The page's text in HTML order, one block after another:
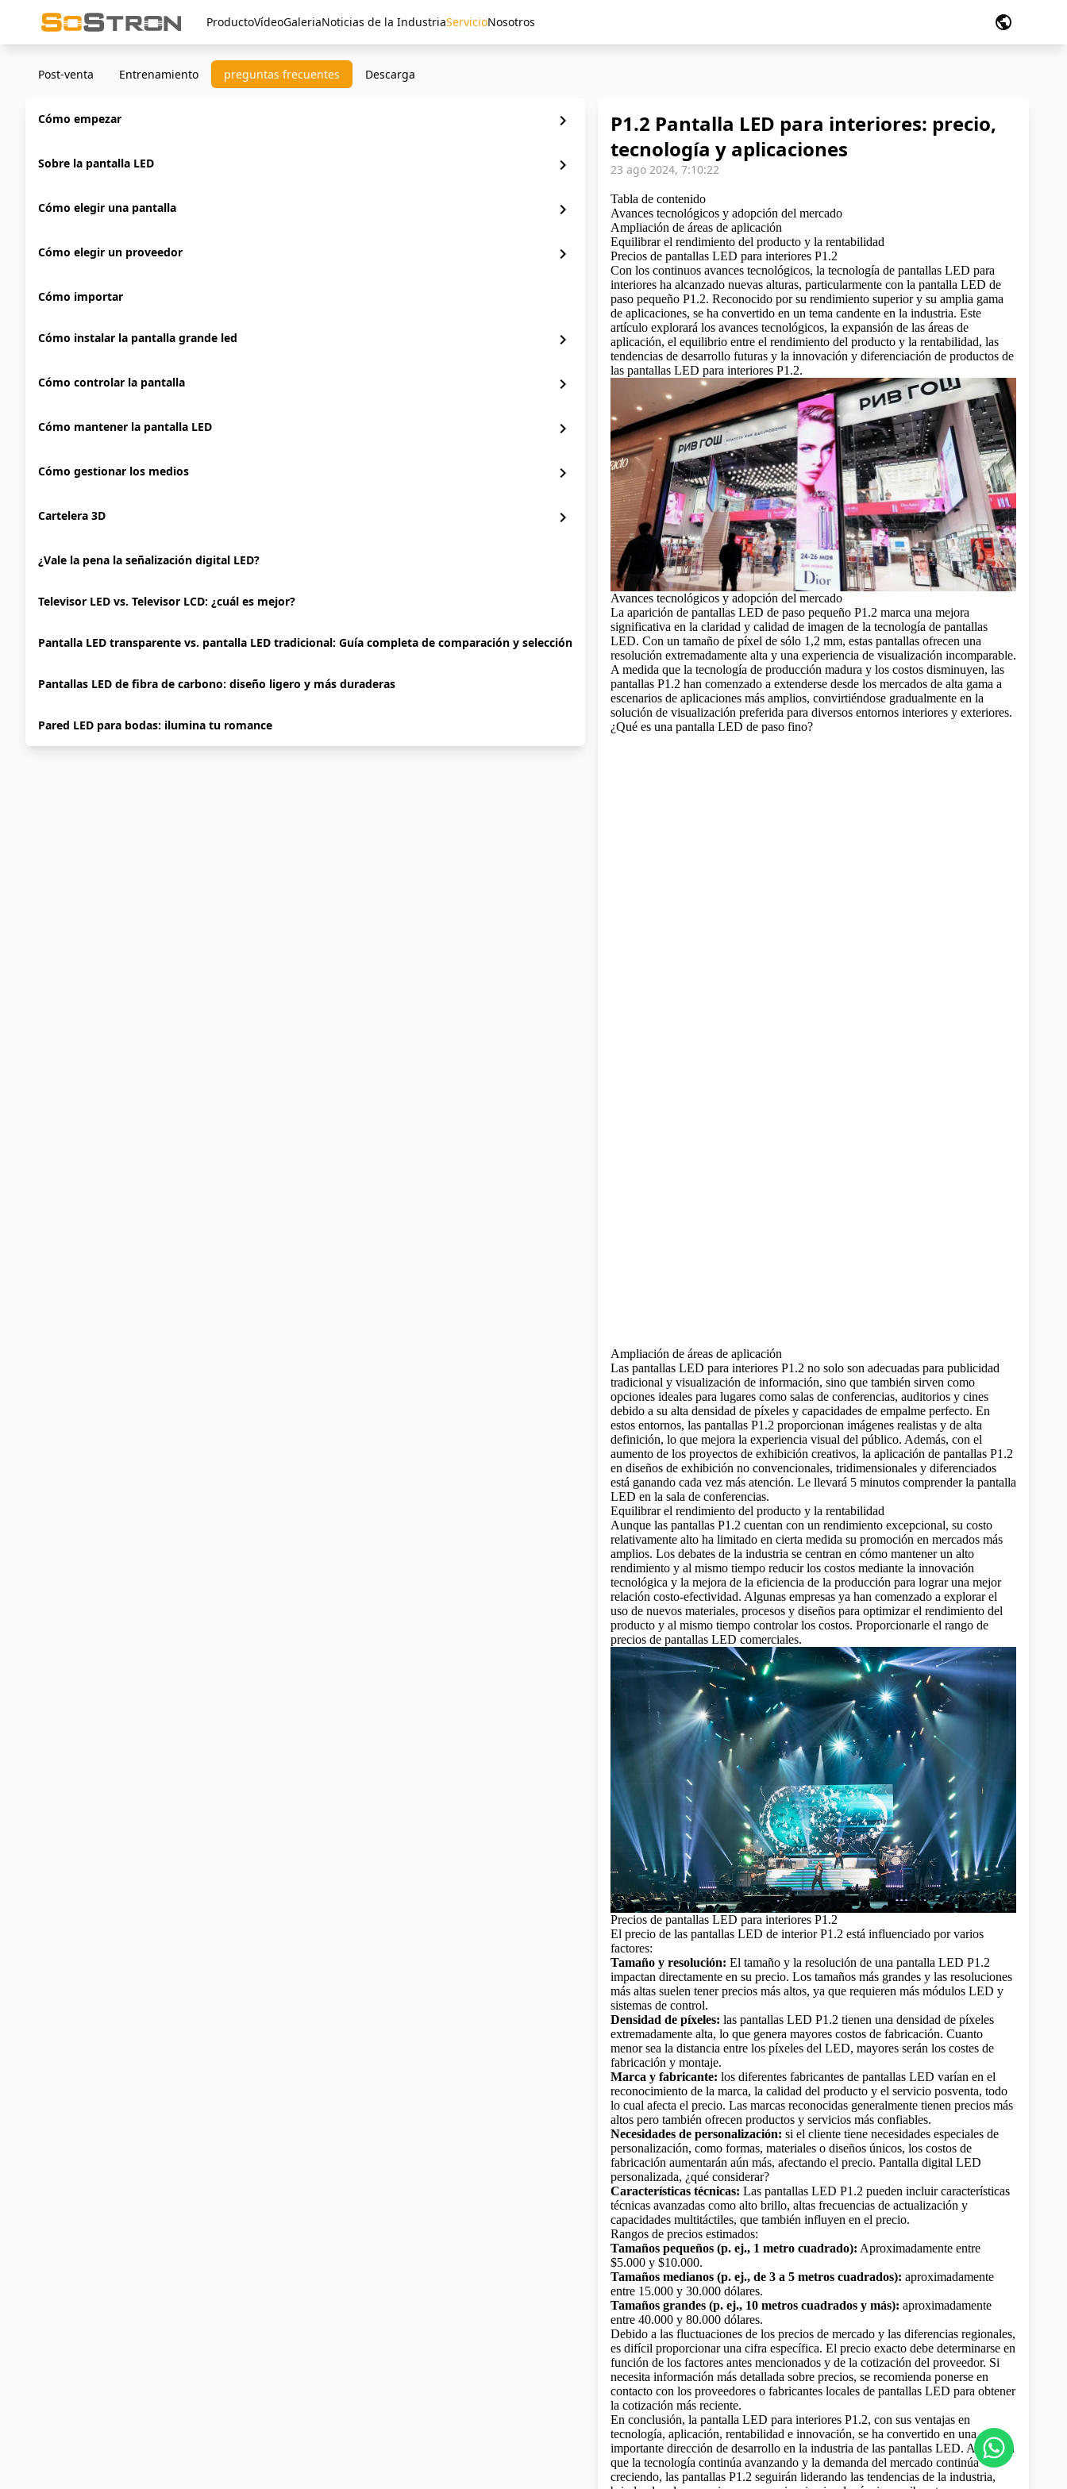
ProductoVídeoGaleriaNoticias de la IndustriaServicioNosotros public
Post-venta Entrenamiento preguntas frecuentes Descarga
Cómo empezar chevron_right
Sobre la pantalla LED chevron_right
Cómo elegir una pantalla chevron_right
Cómo elegir un proveedor chevron_right
Cómo importar
Cómo instalar la pantalla grande led chevron_right
Cómo controlar la pantalla chevron_right
Cómo mantener la pantalla LED chevron_right
Cómo gestionar los medios chevron_right
Cartelera 3D chevron_right
¿Vale la pena la señalización digital LED?
Televisor LED vs. Televisor LCD: ¿cuál es mejor?
Pantalla LED transparente vs. pantalla LED tradicional: Guía completa de comparación y selección
Pantallas LED de fibra de carbono: diseño ligero y más duraderas
Pared LED para bodas: ilumina tu romance
P1.2 Pantalla LED para interiores: precio,
tecnología y aplicaciones
23 ago 2024, 7:10:22
Tabla de contenido
Avances tecnológicos y adopción del mercado
Ampliación de áreas de aplicación
Equilibrar el rendimiento del producto y la rentabilidad
Precios de pantallas LED para interiores P1.2
Con los continuos avances tecnológicos, la tecnología de pantallas LED para
interiores ha alcanzado nuevas alturas, particularmente con la pantalla LED de
paso pequeño P1.2. Reconocido por su rendimiento superior y su amplia gama
de aplicaciones, se ha convertido en un tema candente en la industria. Este
artículo explorará los avances tecnológicos, la expansión de las áreas de
aplicación, el equilibrio entre el rendimiento del producto y la rentabilidad, las
tendencias de desarrollo futuras y la innovación y diferenciación de productos de
las pantallas LED para interiores P1.2.
Avances tecnológicos y adopción del mercado
La aparición de pantallas LED de paso pequeño P1.2 marca una mejora
significativa en la claridad y calidad de imagen de la tecnología de pantallas
LED. Con un tamaño de píxel de sólo 1,2 mm, estas pantallas ofrecen una
resolución extremadamente alta y una experiencia de visualización incomparable.
A medida que la tecnología de producción madura y los costos disminuyen, las
pantallas P1.2 han comenzado a extenderse desde los mercados de alta gama a
escenarios de aplicaciones más amplios, convirtiéndose gradualmente en la
solución de visualización preferida para diversos entornos interiores y exteriores.
¿Qué es una pantalla LED de paso fino?
Ampliación de áreas de aplicación
Las pantallas LED para interiores P1.2 no solo son adecuadas para publicidad
tradicional y visualización de información, sino que también sirven como
opciones ideales para lugares como salas de conferencias, auditorios y cines
debido a su alta densidad de píxeles y capacidades de empalme perfecto. En
estos entornos, las pantallas P1.2 proporcionan imágenes realistas y de alta
definición, lo que mejora la experiencia visual del público. Además, con el
aumento de los proyectos de exhibición creativos, la aplicación de pantallas P1.2
en diseños de exhibición no convencionales, tridimensionales y diferenciados
está ganando cada vez más atención. Le llevará 5 minutos comprender la pantalla
LED en la sala de conferencias.
Equilibrar el rendimiento del producto y la rentabilidad
Aunque las pantallas P1.2 cuentan con un rendimiento excepcional, su costo
relativamente alto ha limitado en cierta medida su promoción en mercados más
amplios. Los debates de la industria se centran en cómo mantener un alto
rendimiento y al mismo tiempo reducir los costos mediante la innovación
tecnológica y la mejora de la eficiencia de la producción para lograr una mejor
relación costo-efectividad. Algunas empresas ya han comenzado a explorar el
uso de nuevos materiales, procesos y diseños para optimizar el rendimiento del
producto y al mismo tiempo controlar los costos. Proporcionarle el rango de
precios de pantallas LED comerciales.
Precios de pantallas LED para interiores P1.2
El precio de las pantallas LED de interior P1.2 está influenciado por varios
factores:
Tamaño y resolución: El tamaño y la resolución de una pantalla LED P1.2
impactan directamente en su precio. Los tamaños más grandes y las resoluciones
más altas suelen tener precios más altos, ya que requieren más módulos LED y
sistemas de control.
Densidad de píxeles: las pantallas LED P1.2 tienen una densidad de píxeles
extremadamente alta, lo que genera mayores costos de fabricación. Cuanto
menor sea la distancia entre los píxeles del LED, mayores serán los costes de
fabricación y montaje.
Marca y fabricante: los diferentes fabricantes de pantallas LED varían en el
reconocimiento de la marca, la calidad del producto y el servicio posventa, todo
lo cual afecta el precio. Las marcas reconocidas generalmente tienen precios más
altos pero también ofrecen productos y servicios más confiables.
Necesidades de personalización: si el cliente tiene necesidades especiales de
personalización, como formas, materiales o diseños únicos, los costos de
fabricación aumentarán aún más, afectando el precio. Pantalla digital LED
personalizada, ¿qué considerar?
Características técnicas: Las pantallas LED P1.2 pueden incluir características
técnicas avanzadas como alto brillo, altas frecuencias de actualización y
capacidades multitáctiles, que también influyen en el precio.
Rangos de precios estimados:
Tamaños pequeños (p. ej., 1 metro cuadrado): Aproximadamente entre
$5.000 y $10.000.
Tamaños medianos (p. ej., de 3 a 5 metros cuadrados): aproximadamente
entre 15.000 y 30.000 dólares.
Tamaños grandes (p. ej., 10 metros cuadrados y más): aproximadamente
entre 40.000 y 80.000 dólares.
Debido a las fluctuaciones de los precios de mercado y las diferencias regionales,
es difícil proporcionar una cifra específica. El precio exacto debe determinarse en
función de los factores antes mencionados y de la cotización del proveedor. Si
necesita información más detallada sobre precios, se recomienda ponerse en
contacto con los proveedores o fabricantes locales de pantallas LED para obtener
la cotización más reciente.
En conclusión, la pantalla LED para interiores P1.2, con sus ventajas en
tecnología, aplicación, rentabilidad e innovación, se ha convertido en una
importante dirección de desarrollo en la industria de las pantallas LED. A medida
que la tecnología continúa avanzando y la demanda del mercado continúa
creciendo, las pantallas P1.2 seguirán liderando las tendencias de la industria,